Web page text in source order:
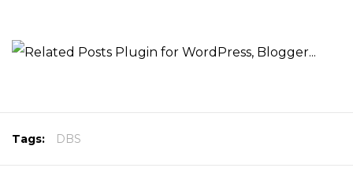
Tags: DBS